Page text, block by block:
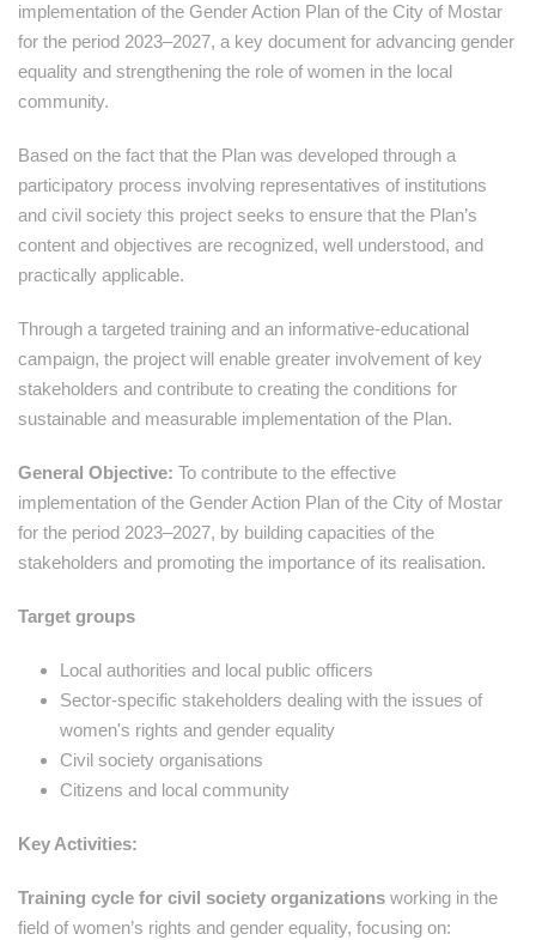
implementation of the Gender Action Plan of the City of Mostar
for the period 2023–2027, a key document for advancing gender
equality and strengthening the role of women in the local
community.
Based on the fact that the Plan was developed through a
participatory process involving representatives of institutions
and civil society this project seeks to ensure that the Plan’s
content and objectives are recognized, well understood, and
practically applicable.
Through a targeted training and an informative-educational
campaign, the project will enable greater involvement of key
stakeholders and contribute to creating the conditions for
sustainable and measurable implementation of the Plan.
General Objective: To contribute to the effective
implementation of the Gender Action Plan of the City of Mostar
for the period 2023–2027, by building capacities of the
stakeholders and promoting the importance of its realisation.
Target groups
Local authorities and local public officers
Sector-specific stakeholders dealing with the issues of
women's rights and gender equality
Civil society organisations
Citizens and local community
Key Activities:
Training cycle for civil society organizations working in the
field of women’s rights and gender equality, focusing on: